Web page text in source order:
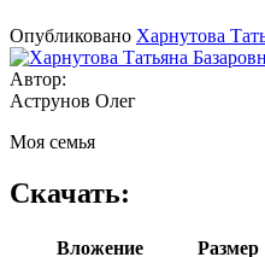
Опубликовано Харнутова
Автор:
Аструнов Олег
Моя семья
Скачать:
Вложение Размер